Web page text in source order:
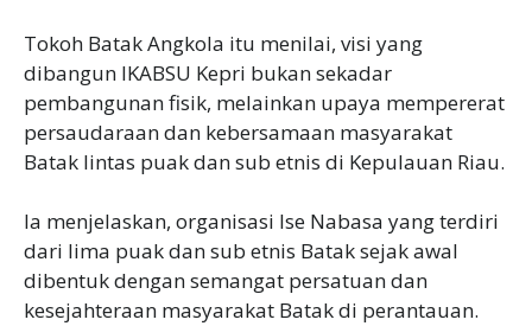
‎Tokoh Batak Angkola itu menilai, visi yang
dibangun IKABSU Kepri bukan sekadar
pembangunan fisik, melainkan upaya mempererat
persaudaraan dan kebersamaan masyarakat
Batak lintas puak dan sub etnis di Kepulauan Riau.
‎Ia menjelaskan, organisasi Ise Nabasa yang terdiri
dari lima puak dan sub etnis Batak sejak awal
dibentuk dengan semangat persatuan dan
kesejahteraan masyarakat Batak di perantauan.